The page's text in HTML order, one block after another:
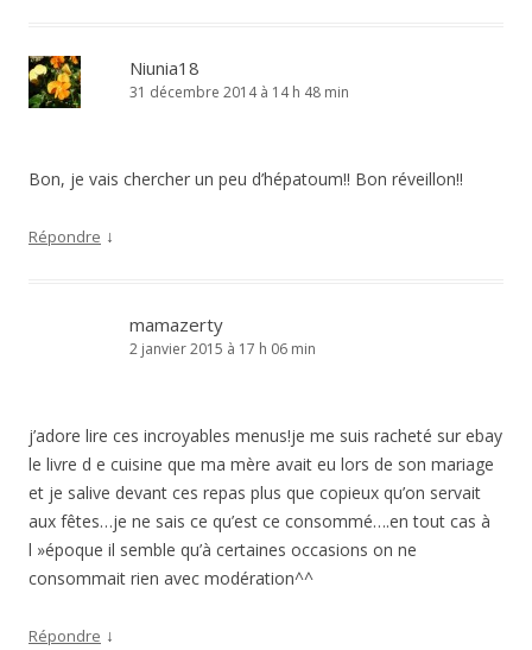
Niunia18
31 décembre 2014 à 14 h 48 min
Bon, je vais chercher un peu d’hépatoum!! Bon réveillon!!
Répondre ↓
mamazerty
2 janvier 2015 à 17 h 06 min
j’adore lire ces incroyables menus!je me suis racheté sur ebay
le livre d e cuisine que ma mère avait eu lors de son mariage
et je salive devant ces repas plus que copieux qu’on servait
aux fêtes…je ne sais ce qu’est ce consommé….en tout cas à
l »époque il semble qu’à certaines occasions on ne
consommait rien avec modération^^
Répondre ↓